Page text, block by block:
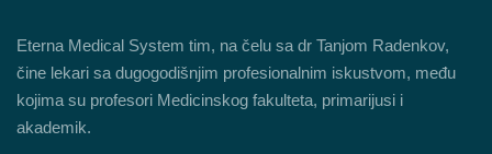
Eterna Medical System tim, na čelu sa dr Tanjom Radenkov,
čine lekari sa dugogodišnjim profesionalnim iskustvom, među
kojima su profesori Medicinskog fakulteta, primarijusi i
akademik.